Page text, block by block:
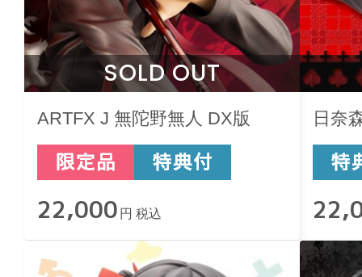
SOLD OUT
ARTFX J 無陀野無人 DX版
22,000 円 税込
日奈